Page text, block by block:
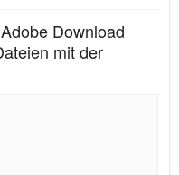
Download
mit der